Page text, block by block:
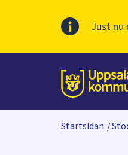
Just nu
Till
Startsidan /